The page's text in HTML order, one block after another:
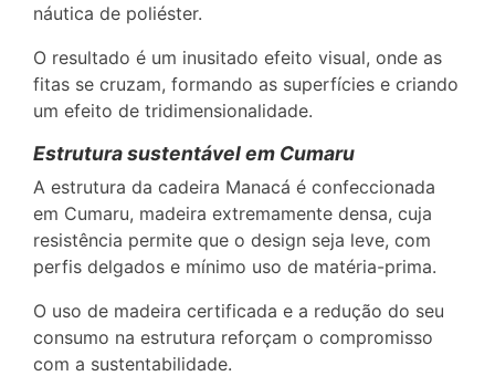
náutica de poliéster.
O resultado é um inusitado efeito visual, onde as
fitas se cruzam, formando as superfícies e criando
um efeito de tridimensionalidade.
Estrutura sustentável em Cumaru
A estrutura da cadeira Manacá é confeccionada
em Cumaru, madeira extremamente densa, cuja
resistência permite que o design seja leve, com
perfis delgados e mínimo uso de matéria-prima.
O uso de madeira certificada e a redução do seu
consumo na estrutura reforçam o compromisso
com a sustentabilidade.